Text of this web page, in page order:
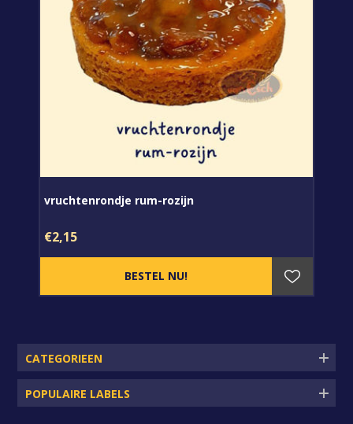
vruchtenrondje rum-rozijn
€2,15
CATEGORIEEN
POPULAIRE LABELS